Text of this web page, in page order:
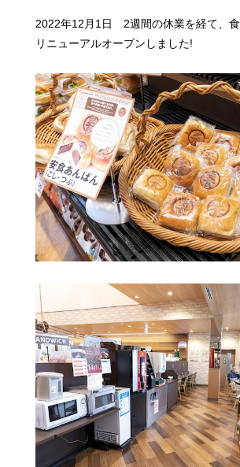
2022年12月1日 2週間の休業を経て、
リニューアルオープンしました!